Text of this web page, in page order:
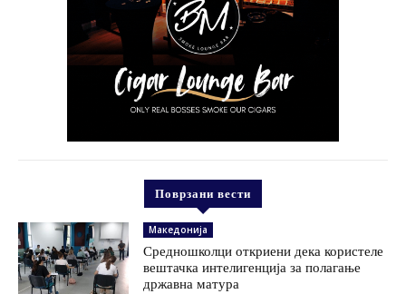
Поврзани вести
Македонија
Средношколци откриени дека користеле
вештачка интелигенција за полагање
државна матура